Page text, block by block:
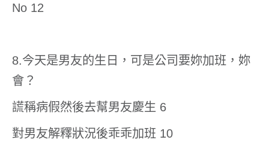
No 12
8.今天是男友的生日，可是公司要妳加班，妳
會？
謊稱病假然後去幫男友慶生 6
對男友解釋狀況後乖乖加班 10